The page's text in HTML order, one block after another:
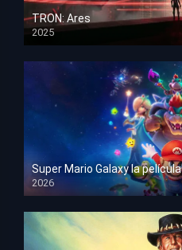
TRON: Ares
2025
HD 1080p
Super Mario Galaxy la película
2026
HD 1080p